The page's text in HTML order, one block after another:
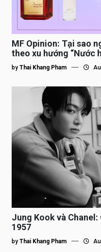
MF Opinion: Tại sao
theo xu hướng “Nước
by Thai Khang Pham
Jung Kook và
1957
by Thai Khang Pham